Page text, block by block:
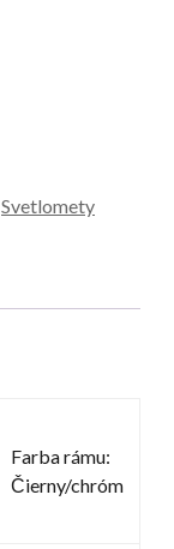
Svetlomety
Farba rámu:
Čierny/chróm